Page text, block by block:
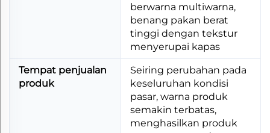
berwarna multiwarna,
benang pakan berat
tinggi dengan tekstur
menyerupai kapas
Tempat penjualan
produk
Seiring perubahan pada
keseluruhan kondisi
pasar, warna produk
semakin terbatas,
menghasilkan produk